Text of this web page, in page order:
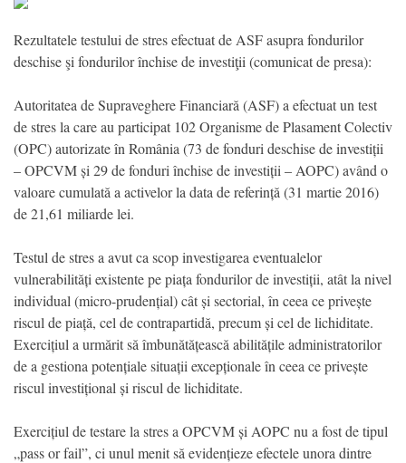
Rezultatele testului de stres efectuat de ASF asupra fondurilor
deschise şi fondurilor închise de investiţii (comunicat de presa):
Autoritatea de Supraveghere Financiară (ASF) a efectuat un test
de stres la care au participat 102 Organisme de Plasament Colectiv
(OPC) autorizate în România (73 de fonduri deschise de investiții
– OPCVM și 29 de fonduri închise de investiții – AOPC) având o
valoare cumulată a activelor la data de referință (31 martie 2016)
de 21,61 miliarde lei.
Testul de stres a avut ca scop investigarea eventualelor
vulnerabilități existente pe piața fondurilor de investiții, atât la nivel
individual (micro-prudențial) cât și sectorial, în ceea ce privește
riscul de piață, cel de contrapartidă, precum și cel de lichiditate.
Exercițiul a urmărit să îmbunătățească abilitățile administratorilor
de a gestiona potențiale situații excepționale în ceea ce privește
riscul investițional și riscul de lichiditate.
Exercițiul de testare la stres a OPCVM și AOPC nu a fost de tipul
„pass or fail”, ci unul menit să evidențieze efectele unora dintre